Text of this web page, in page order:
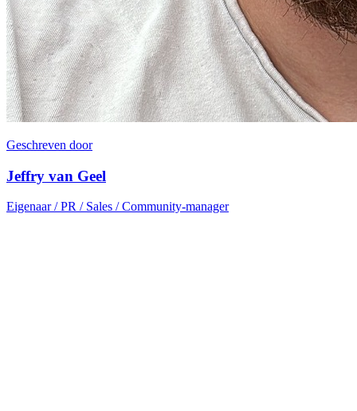
Geschreven door
Jeffry van Geel
Eigenaar / PR / Sales / Community-manager